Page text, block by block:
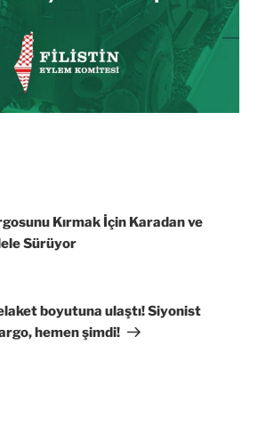
Kırmak İçin Karadan ve
Sürüyor
boyutuna ulaştı! Siyonist
hemen şimdi!